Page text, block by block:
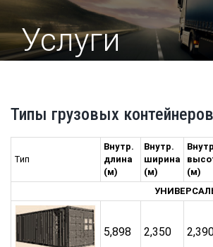
Услуги
Типы грузовых контейнеров
Тип
Внутр.
длина
(м)
Внутр.
ширина
(м)
(м)
5,898 2,350